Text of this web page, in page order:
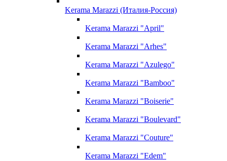
Kerama Marazzi (Италия-Россия)
Kerama Marazzi "April"
Kerama Marazzi "Arhes"
Kerama Marazzi "Azulego"
Kerama Marazzi "Bamboo"
Kerama Marazzi "Boiserie"
Kerama Marazzi "Boulevard"
Kerama Marazzi "Couture"
Kerama Marazzi "Edem"